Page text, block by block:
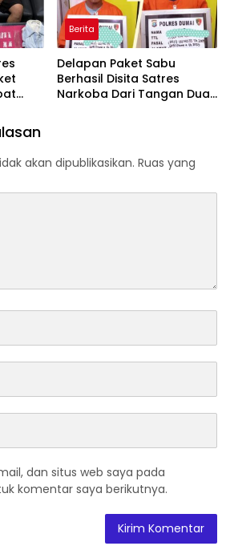
Berita
Delapan Paket Sabu
Berhasil Disita Satres
Narkoba Dari Tangan Dua
akan dipublikasikan. Ruas yang
dan situs web saya pada
komentar saya berikutnya.